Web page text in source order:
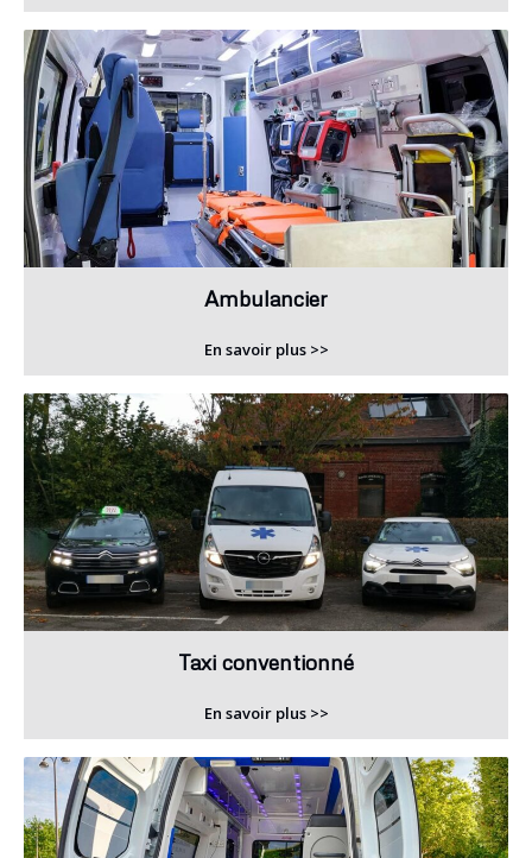
Ambulancier
En savoir plus >>
Taxi conventionné
En savoir plus >>